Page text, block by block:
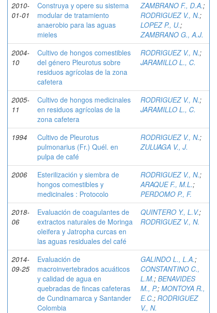
2010-
01-01
Construya y opere su sistema
modular de tratamiento
anaerobio para las aguas
mieles
ZAMBRANO F., D.A.;
RODRIGUEZ V., N.;
LOPEZ P., U.;
ZAMBRANO G., A.J.
2004-
10
Cultivo de hongos comestibles
del género Pleurotus sobre
residuos agrícolas de la zona
cafetera
RODRIGUEZ V., N.;
JARAMILLO L., C.
2005-
11
Cultivo de hongos medicinales
en residuos agrícolas de la
zona cafetera
RODRIGUEZ V., N.;
JARAMILLO L., C.
1994
Cultivo de Pleurotus
pulmonarius (Fr.) Quél. en
pulpa de café
RODRIGUEZ V., N.;
ZULUAGA V., J.
2006
Esterilización y siembra de
hongos comestibles y
medicinales : Protocolo
RODRIGUEZ V., N.;
ARAQUE F., M.L.;
PERDOMO P., F.
2018-
06
Evaluación de coagulantes de
extractos naturales de Moringa
oleifera y Jatropha curcas en
las aguas residuales del café
QUINTERO Y., L.V.;
RODRIGUEZ V., N.
2014-
09-25
Evaluación de
macroinvertebrados acuáticos
y calidad de agua en
quebradas de fincas cafeteras
de Cundinamarca y Santander
Colombia
GALINDO L., L.A.;
CONSTANTINO C.,
L.M.; BENAVIDES
M., P.; MONTOYA R.,
E.C.; RODRIGUEZ
V., N.